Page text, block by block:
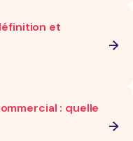
et
: quelle